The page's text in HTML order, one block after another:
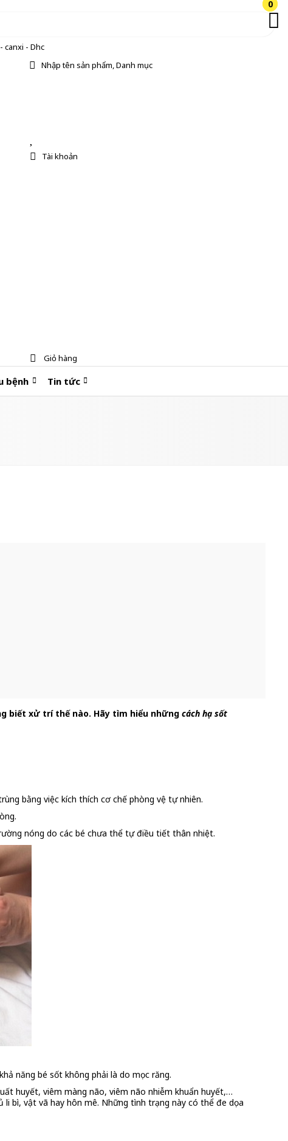
canxi - Dhc
Nhập tên sản phẩm, Danh mục
0
Tài khoản
0
Giỏ hàng
bệnh Tin tức
biết xử trí thế nào. Hãy tìm hiểu những cách hạ sốt
bằng việc kích thích cơ chế phòng vệ tự nhiên.
nóng do các bé chưa thể tự điều tiết thân nhiệt.
năng bé sốt không phải là do mọc răng.
huyết, viêm màng não, viêm não nhiễm khuẩn huyết,…
bì, vật vã hay hôn mê. Những tình trạng này có thể đe dọa